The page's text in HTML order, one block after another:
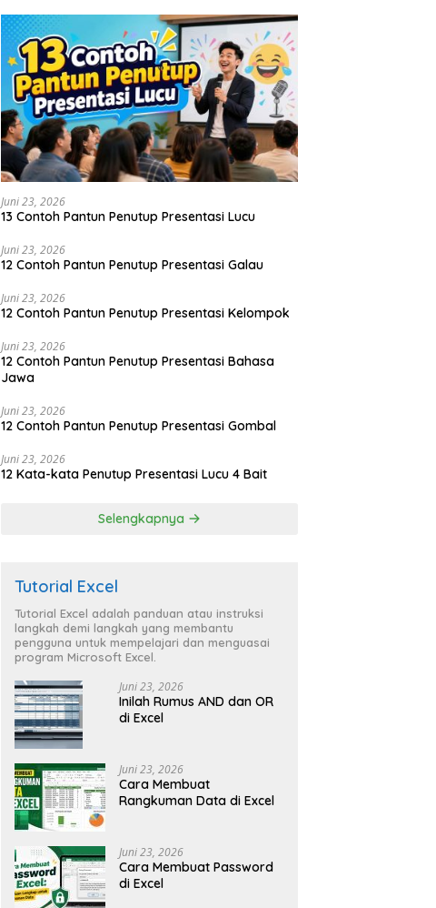
Juni 23, 2026
13 Contoh Pantun Penutup Presentasi Lucu
Juni 23, 2026
12 Contoh Pantun Penutup Presentasi Galau
Juni 23, 2026
12 Contoh Pantun Penutup Presentasi Kelompok
Juni 23, 2026
12 Contoh Pantun Penutup Presentasi Bahasa
Jawa
Juni 23, 2026
12 Contoh Pantun Penutup Presentasi Gombal
Juni 23, 2026
12 Kata-kata Penutup Presentasi Lucu 4 Bait
Selengkapnya
Tutorial Excel
Tutorial Excel adalah panduan atau instruksi
langkah demi langkah yang membantu
pengguna untuk mempelajari dan menguasai
program Microsoft Excel.
Juni 23, 2026
Inilah Rumus AND dan OR
di Excel
Juni 23, 2026
Cara Membuat
Rangkuman Data di Excel
Juni 23, 2026
Cara Membuat Password
di Excel